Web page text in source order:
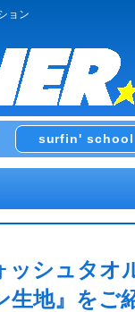
ョン
surfin' school
ッシュタオ
生地』をご